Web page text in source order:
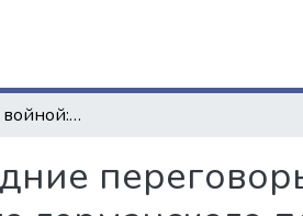
Между миром и войной: Мои последние переговоры в Петербурге в 1914 году. Воспоминания бывшего германского посла в России